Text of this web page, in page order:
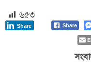
৬৫৩
Share
Share